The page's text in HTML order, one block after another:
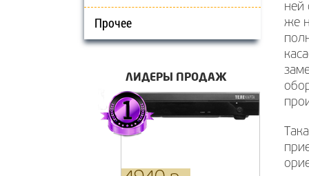
Прочее
ЛИДЕРЫ ПРОДАЖ
ней
же